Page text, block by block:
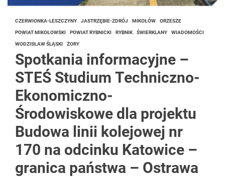
CZERWIONKA-LESZCZYNY JASTRZĘBIE-ZDRÓJ MIKOŁÓW ORZESZE
POWIAT MIKOŁOWSKI POWIAT RYBNICKI RYBNIK ŚWIERKLANY WIADOMOŚCI
WODZISŁAW ŚLĄSKI ŻORY
Spotkania informacyjne –
STEŚ Studium Techniczno-
Ekonomiczno-
Środowiskowe dla projektu
Budowa linii kolejowej nr
170 na odcinku Katowice –
granica państwa – Ostrawa